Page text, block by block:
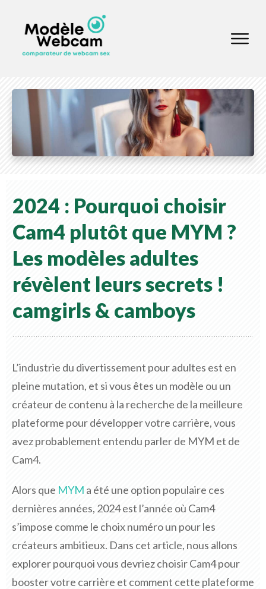
2024 : Pourquoi choisir
Cam4 plutôt que MYM ?
Les modèles adultes
révèlent leurs secrets !
camgirls & camboys
L’industrie du divertissement pour adultes est en
pleine mutation, et si vous êtes un modèle ou un
créateur de contenu à la recherche de la meilleure
plateforme pour développer votre carrière, vous
avez probablement entendu parler de MYM et de
Cam4.
Alors que MYM a été une option populaire ces
dernières années, 2024 est l’année où Cam4
s’impose comme le choix numéro un pour les
créateurs ambitieux. Dans cet article, nous allons
explorer pourquoi vous devriez choisir Cam4 pour
booster votre carrière et comment cette plateforme